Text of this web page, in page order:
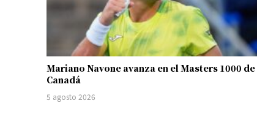
Mariano Navone avanza en el Masters 1000 de
Canadá
5 agosto 2026